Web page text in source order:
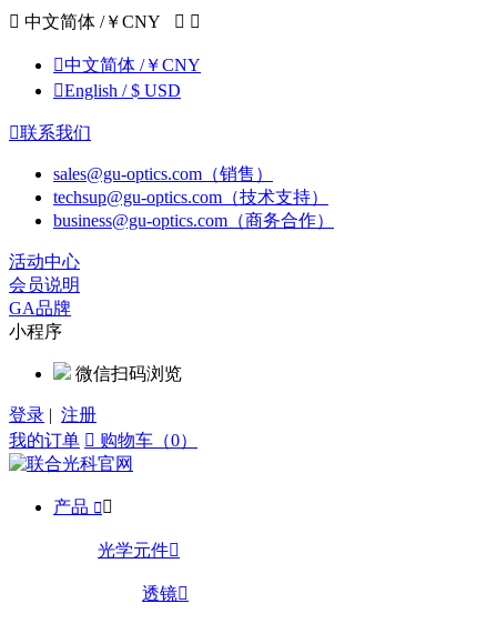
 中文简体 /￥CNY  
中文简体 /￥CNY
English / $ USD
联系我们
sales@gu-optics.com（销售）
techsup@gu-optics.com（技术支持）
business@gu-optics.com（商务合作）
活动中心
会员说明
GA品牌
小程序
微信扫码浏览
登录 | 注册
我的订单  购物车（0）
产品  
光学元件
透镜